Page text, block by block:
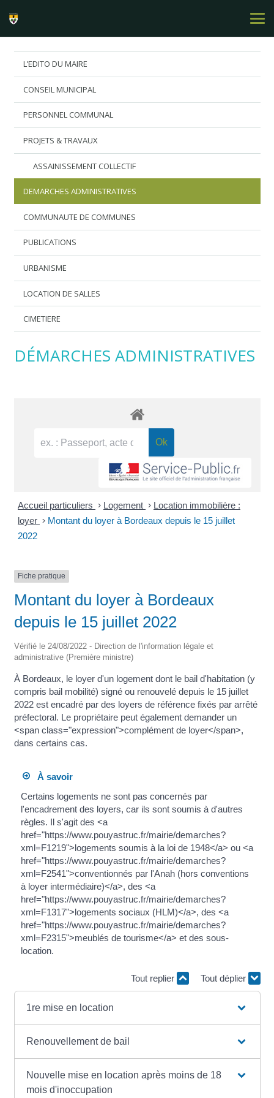
L’EDITO DU MAIRE
CONSEIL MUNICIPAL
PERSONNEL COMMUNAL
PROJETS & TRAVAUX
ASSAINISSEMENT COLLECTIF
DEMARCHES ADMINISTRATIVES
COMMUNAUTE DE COMMUNES
PUBLICATIONS
URBANISME
LOCATION DE SALLES
CIMETIERE
DÉMARCHES ADMINISTRATIVES
Accueil particuliers > Logement > Location immobilière :
loyer > Montant du loyer à Bordeaux depuis le 15 juillet
2022
Fiche pratique
Montant du loyer à Bordeaux
depuis le 15 juillet 2022
Vérifié le 24/08/2022 - Direction de l'information légale et
administrative (Première ministre)
À Bordeaux, le loyer d'un logement dont le bail d'habitation (y
compris bail mobilité) signé ou renouvelé depuis le 15 juillet
2022 est encadré par des loyers de référence fixés par arrêté
préfectoral. Le propriétaire peut également demander un
<span class="expression">complément de loyer</span>,
dans certains cas.
À savoir
Certains logements ne sont pas concernés par
l'encadrement des loyers, car ils sont soumis à d'autres
règles. Il s'agit des <a
href="https://www.pouyastruc.fr/mairie/demarches?
xml=F1219">logements soumis à la loi de 1948</a> ou <a
href="https://www.pouyastruc.fr/mairie/demarches?
xml=F2541">conventionnés par l'Anah (hors conventions
à loyer intermédiaire)</a>, des <a
href="https://www.pouyastruc.fr/mairie/demarches?
xml=F1317">logements sociaux (HLM)</a>, des <a
href="https://www.pouyastruc.fr/mairie/demarches?
xml=F2315">meublés de tourisme</a> et des sous-
location.
Tout replier Tout déplier
1re mise en location
Renouvellement de bail
Nouvelle mise en location après moins de 18
mois d'inoccupation